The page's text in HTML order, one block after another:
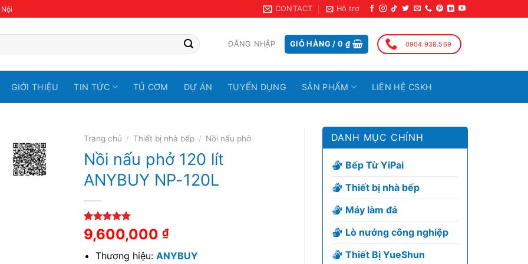
CONTACT Hỗ trợ
ĐĂNG NHẬP GIỎ HÀNG /0 ₫ 0904.938.569
GIỚI THIỆU TIN TỨC TỦ CƠM DỰ ÁN TUYỂN DỤNG SẢN PHẨM LIÊN HỆ CSKH
Trang chủ / Thiết bị nhà bếp / Nồi nấu phở
Nồi nấu phở 120 lít
ANYBUY NP-120L
5.00trên 5
dựa trên
1
9,600,000 ₫
Thương hiệu:ANYBUY
DANH MỤC CHÍNH
Bếp Từ YiPai
Thiết bị nhà bếp
Máy làm đá
Lò nướng công nghiệp
Thiết Bị YueShun